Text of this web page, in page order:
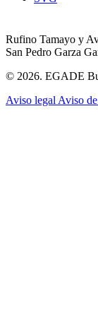
Rufino Tamayo y
San Pedro Garza
© 2026. EGADE
Aviso legal Aviso